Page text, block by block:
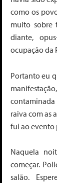
como os
muito sobre
diante,
ocupação da
Portanto eu
raiva com as
fui ao evento
Naquela
começar.
salão.